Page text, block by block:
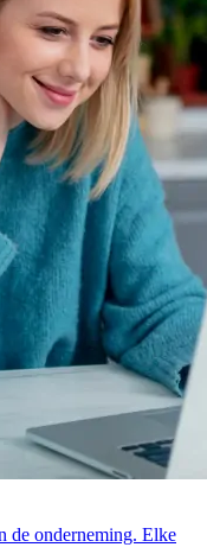
de onderneming. Elke